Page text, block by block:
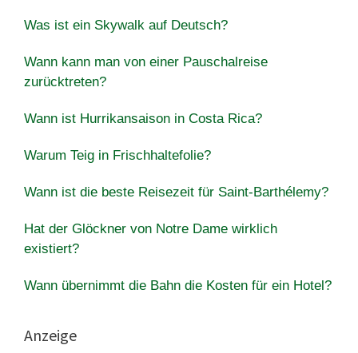
Was ist ein Skywalk auf Deutsch?
Wann kann man von einer Pauschalreise
zurücktreten?
Wann ist Hurrikansaison in Costa Rica?
Warum Teig in Frischhaltefolie?
Wann ist die beste Reisezeit für Saint-Barthélemy?
Hat der Glöckner von Notre Dame wirklich
existiert?
Wann übernimmt die Bahn die Kosten für ein Hotel?
Anzeige